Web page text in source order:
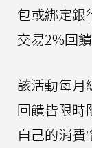
包或綁定銀
交易2%回
該活動每月
回饋皆限時
自己的消費